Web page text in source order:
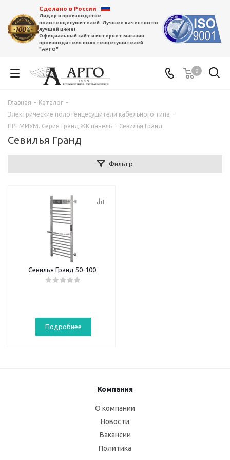
Сделано в России
Лидер в производстве
полотенцесушителей. Лучшее качество по
лучшей цене!
Официальный сайт и интернет магазин
производителя полотенцесушителей
"АРГО"
0
Главная - Каталог -
Электрические полотенцесушители кабельного типа -
ПРЕМИУМ. Серия Гранд ЖК панель - Севилья Гранд
Севилья Гранд
Фильтр
Севилья Гранд 50-100
Подробнее
Компания
О компании
Новости
Вакансии
Политика